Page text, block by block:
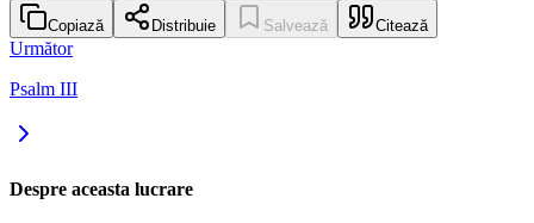
Copiază Distribuie Salvează Citează
Următor
Psalm III
Despre aceasta lucrare